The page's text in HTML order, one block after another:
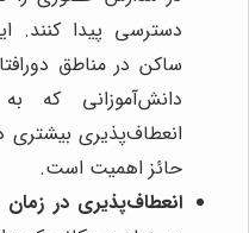
دسترسی پیدا کنند.
ساکن در مناطق
دانش‌آموزانی که
انعطاف‌پذیری بیشتری
حائز اهمیت است.
انعطاف‌پذیری در